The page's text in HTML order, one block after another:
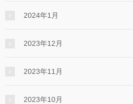
2024年1月
2023年12月
2023年11月
2023年10月